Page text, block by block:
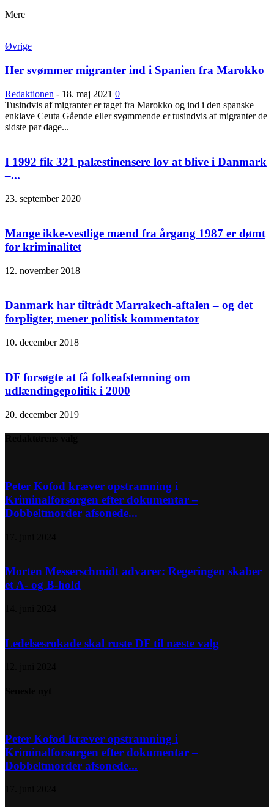
Mere
Øvrige
Her svømmer migranter ind i Spanien fra Marokko
Redaktionen - 18. maj 2021 0
Tusindvis af migranter er taget fra Marokko og ind i den spanske
enklave Ceuta Gående eller svømmende er tusindvis af migranter de
sidste par dage...
I 1992 fik 321 palæstinensere lov at blive i Danmark
–...
23. september 2020
Mange ikke-vestlige mænd fra årgang 1987 er dømt
for kriminalitet
12. november 2018
Danmark har tiltrådt Marrakech-aftalen – og det
forpligter, mener politisk kommentator
10. december 2018
DF forsøgte at få folkeafstemning om
udlændingepolitik i 2000
20. december 2019
Peter Kofod kræver opstramning i
Kriminalforsorgen efter dokumentar –
Dobbeltmorder afsonede...
Morten Messerschmidt advarer: Regeringen skaber
et A- og B-hold
Ledelsesrokade skal ruste DF til næste valg
Peter Kofod kræver opstramning i
Kriminalforsorgen efter dokumentar –
Dobbeltmorder afsonede...